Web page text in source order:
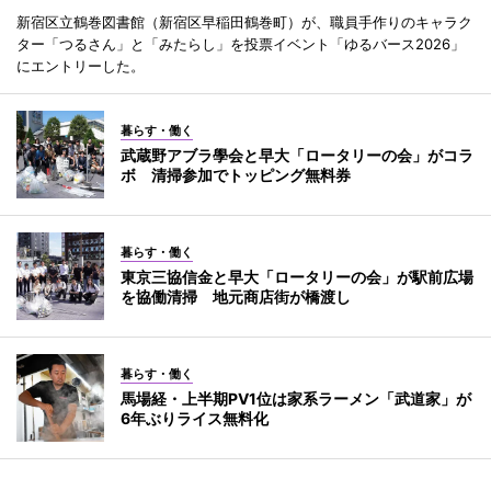
新宿区立鶴巻図書館（新宿区早稲田鶴巻町）が、職員手作りのキャラク
ター「つるさん」と「みたらし」を投票イベント「ゆるバース2026」
にエントリーした。
暮らす・働く
武蔵野アブラ學会と早大「ロータリーの会」がコラ
ボ 清掃参加でトッピング無料券
暮らす・働く
東京三協信金と早大「ロータリーの会」が駅前広場
を協働清掃 地元商店街が橋渡し
暮らす・働く
馬場経・上半期PV1位は家系ラーメン「武道家」が
6年ぶりライス無料化